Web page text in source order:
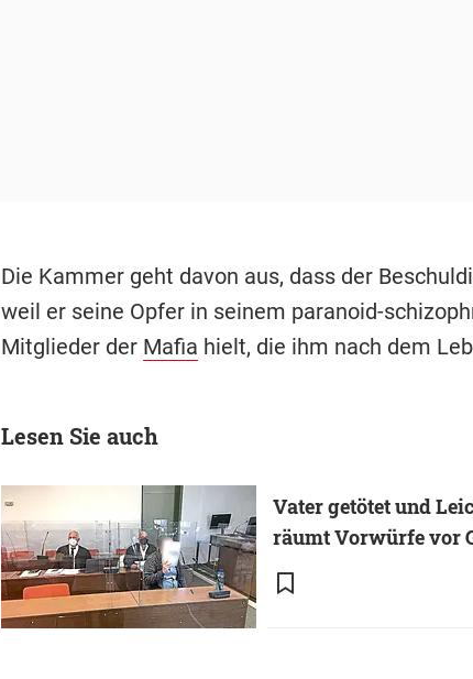
Die Kammer geht davon aus, dass der
weil er seine Opfer in seinem paranoid-
Mitglieder der Mafia hielt, die ihm nach dem
Lesen Sie auch
Vater getötet und
räumt Vorwürfe vor